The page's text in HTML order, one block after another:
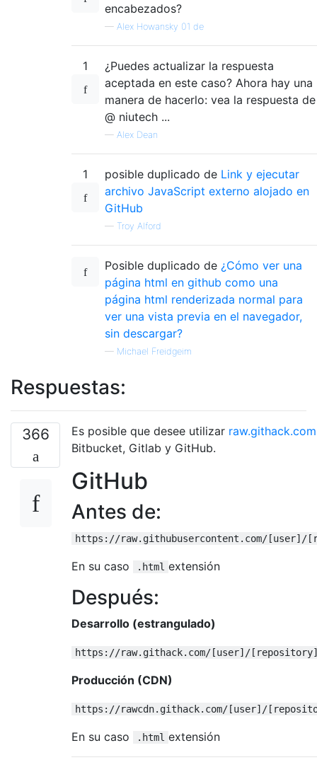
encabezados?
— Alex Howansky 01 de
1
¿Puedes actualizar la respuesta
aceptada en este caso? Ahora hay una
manera de hacerlo: vea la respuesta de
@ niutech ...
— Alex Dean
1 posible duplicado de Link y ejecutar
archivo JavaScript externo alojado en
GitHub
— Troy Alford
Posible duplicado de ¿Cómo ver una
página html en github como una
página html renderizada normal para
ver una vista previa en el navegador,
sin descargar?
— Michael Freidgeim
Respuestas:
366 Es posible que desee utilizar raw.githack.com
Bitbucket, Gitlab y GitHub.
GitHub
Antes de:
https://raw.githubusercontent.com/
En su caso .html extensión
Después:
Desarrollo (estrangulado)
https://raw.githack.com/[user]/
Producción (CDN)
https://rawcdn.githack.com/[user]/
En su caso .html extensión